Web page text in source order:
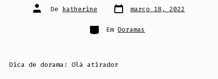
Autor
do De katherine Data
do
março 18, 2022
Categorias
Em Doramas
Dica de dorama: Olá atirador